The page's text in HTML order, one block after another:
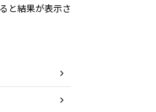
と結果が表示さ